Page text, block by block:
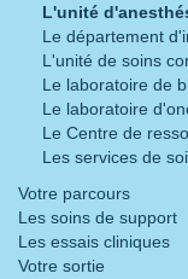
L'unité
Le département
L'unité de soins
Le laboratoire de
Le laboratoire
Le Centre de
Les services de
Votre parcours
Les soins de support
Les essais cliniques
Votre sortie